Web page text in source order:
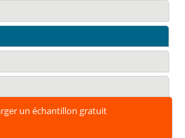
un échantillon gratuit